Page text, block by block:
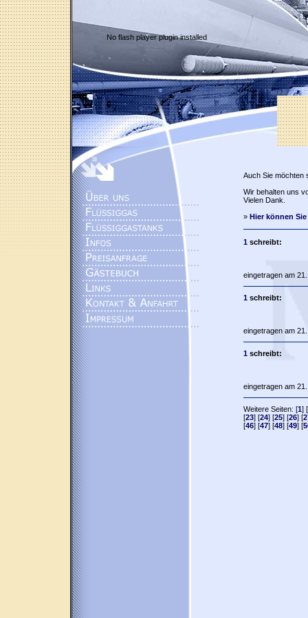
No flash player plugin installed
Auch Sie möchten
Wir behalten uns
Vielen Dank.
» Hier können
1schreibt:
eingetragen am
1schreibt:
eingetragen am
1schreibt:
eingetragen am
Weitere Seiten: [1] [
[23] [24] [25] [26] [
[46] [47] [48] [49] [